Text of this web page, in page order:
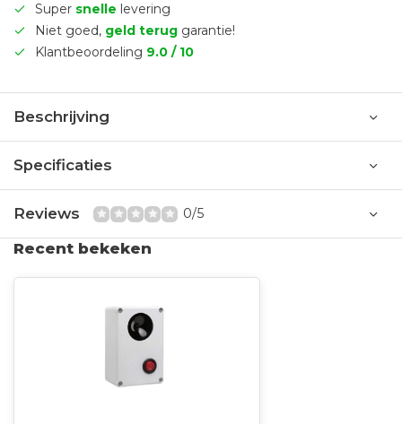
Super snelle levering
Niet goed, geld terug garantie!
Klantbeoordeling 9.0 / 10
Beschrijving
Specificaties
Reviews 0/5
Recent bekeken